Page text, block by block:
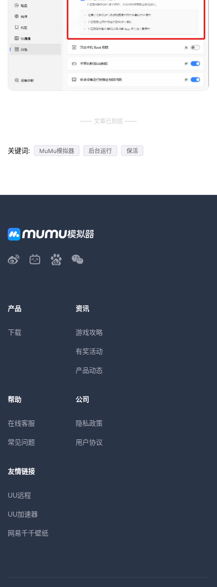
文章已到底
关键词: MuMu模拟器 后台运行 保活
产品
下载
资讯
游戏攻略
有奖活动
产品动态
帮助
在线客服
常见问题
公司
隐私政策
用户协议
友情链接
UU远程
UU加速器
网易千千壁纸